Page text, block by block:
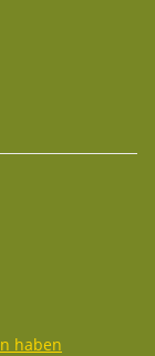
haben